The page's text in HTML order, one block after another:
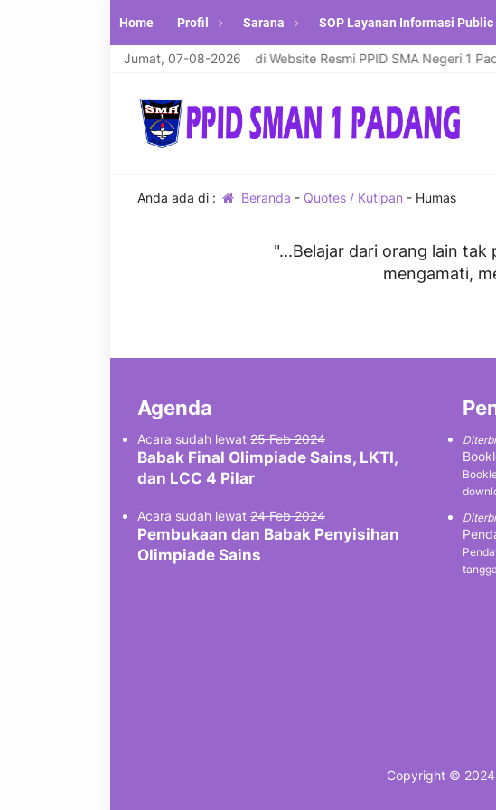
Home Profil Sarana SOP Layanan Informasi Public
Jumat, 07-08-2026
wabarakatuh. Selamat Datang di Website Resmi PPID SMA Negeri 1
Anda ada di : Beranda - Quotes / Kutipan - Humas
"...Belajar dari orang lain tak
mengamati,
Agenda
Acara sudah lewat 25 Feb 2024
Babak Final Olimpiade Sains, LKTI,
dan LCC 4 Pilar
Acara sudah lewat 24 Feb 2024
Pembukaan dan Babak Penyisihan
Olimpiade Sains
Copyright © 2024